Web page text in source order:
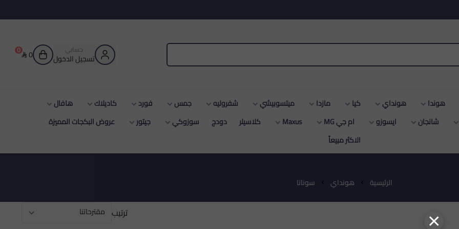
حسابي
تسجيل الدخول
0 0
هونداي كيا مازدا ميتسوبيشي شفروليه جمس فورد كاديلاك
هافال
ايسوزو ام جي MG Maxus كلاسيلر دودج سوزوكي جيتور
عروض البكجات المميزة
هونداي سوناتا